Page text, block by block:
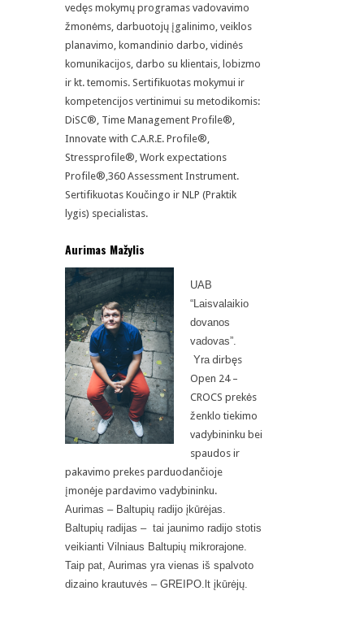
vedęs mokymų programas vadovavimo
žmonėms, darbuotojų įgalinimo, veiklos
planavimo, komandinio darbo, vidinės
komunikacijos, darbo su klientais, lobizmo
ir kt. temomis. Sertifikuotas mokymui ir
kompetencijos vertinimui su metodikomis:
DiSC®, Time Management Profile®,
Innovate with C.A.R.E. Profile®,
Stressprofile®, Work expectations
Profile®,360 Assessment Instrument.
Sertifikuotas Koučingo ir NLP (Praktik
lygis) specialistas.
Aurimas Mažylis
UAB
“Laisvalaikio
dovanos
vadovas”.
Yra dirbęs
Open 24 –
CROCS prekės
ženklo tiekimo
vadybininku bei
spaudos ir
pakavimo prekes parduodančioje
įmonėje pardavimo vadybininku.
Aurimas – Baltupių radijo įkūrėjas.
Baltupių radijas – tai jaunimo radijo stotis
veikianti Vilniaus Baltupių mikrorajone.
Taip pat, Aurimas yra vienas iš spalvoto
dizaino krautuvės – GREIPO.lt įkūrėjų.